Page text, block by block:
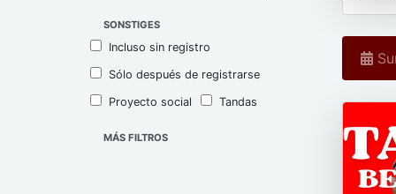
SONSTIGES
Incluso sin registro
Sólo después de registrarse
Proyecto social Tandas
MÁS FILTROS